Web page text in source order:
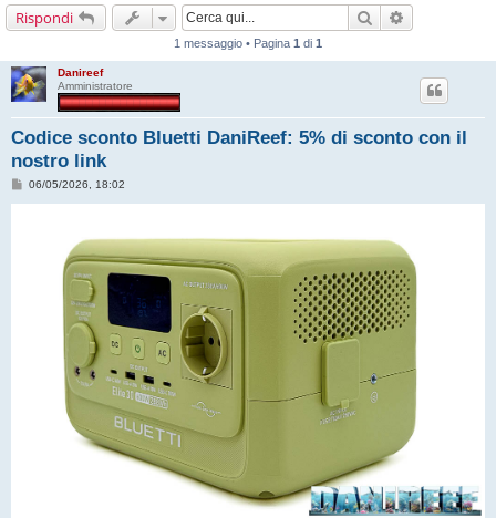
Rispondi Cerca
1 messaggio • Pagina 1 di 1
Danireef
Amministratore
Codice sconto Bluetti DaniReef: 5% di sconto con il
nostro link
M06/05/2026, 18:02